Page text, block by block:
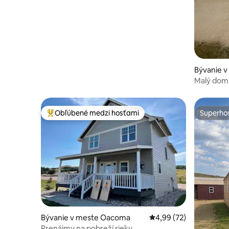
Bývanie
Malý
Najobľúbenejšie medzi hosťami
Obľúbené medzi hosťami
Bývanie v meste Oacoma Priemerné
4,99 (72)